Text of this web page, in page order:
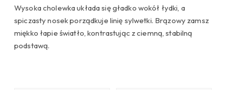
Wysoka cholewka układa się gładko wokół łydki, a
spiczasty nosek porządkuje linię sylwetki. Brązowy zamsz
miękko łapie światło, kontrastując z ciemną, stabilną
podstawą.